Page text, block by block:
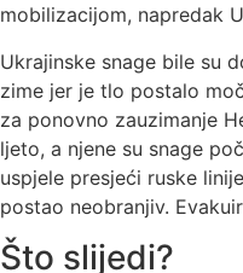
mobilizacijom, napredak
Ukrajinske snage bile su
zime jer je tlo postalo
za ponovno zauzimanje
ljeto, a njene su snage
uspjele presjeći ruske
postao neobranjiv.
Što slijedi?